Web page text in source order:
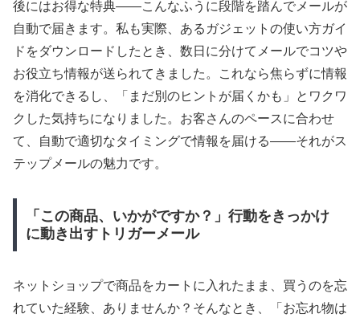
後にはお得な特典――こんなふうに段階を踏んでメールが
自動で届きます。私も実際、あるガジェットの使い方ガイ
ドをダウンロードしたとき、数日に分けてメールでコツや
お役立ち情報が送られてきました。これなら焦らずに情報
を消化できるし、「まだ別のヒントが届くかも」とワクワ
クした気持ちになりました。お客さんのペースに合わせ
て、自動で適切なタイミングで情報を届ける――それがス
テップメールの魅力です。
「この商品、いかがですか？」行動をきっかけ
に動き出すトリガーメール
ネットショップで商品をカートに入れたまま、買うのを忘
れていた経験、ありませんか？そんなとき、「お忘れ物は